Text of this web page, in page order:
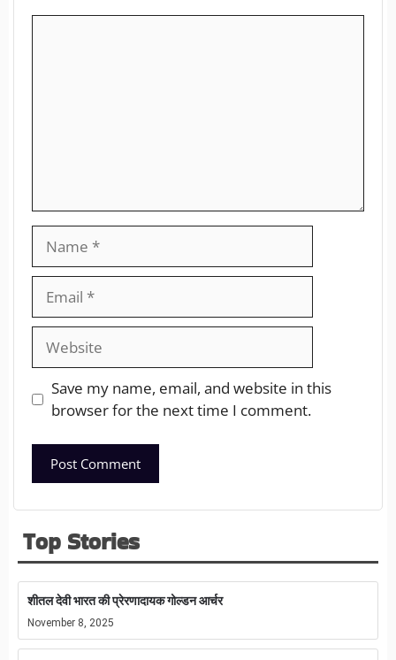
Save my name, email, and website in this
browser for the next time I comment.
Top Stories
शीतल देवी भारत की प्रेरणादायक गोल्डन आर्चर
November 8, 2025